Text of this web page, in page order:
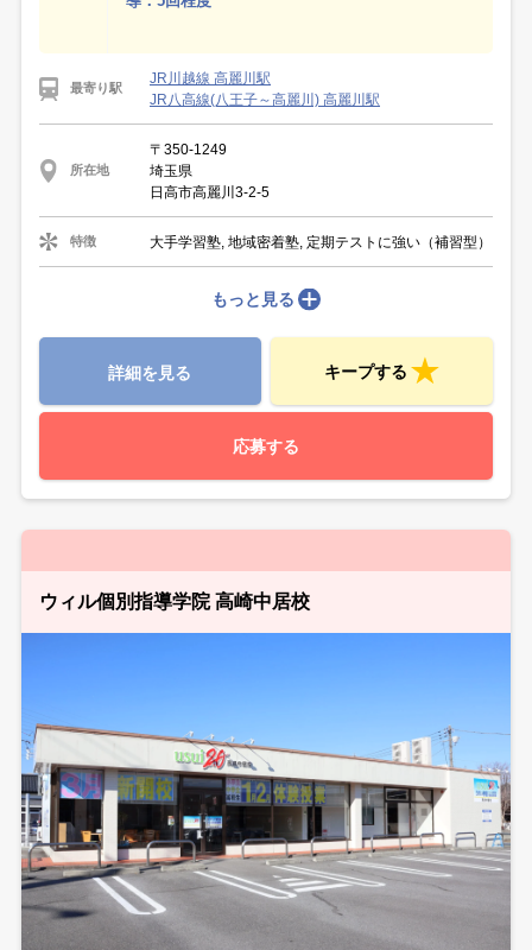
最寄り駅
JR川越線 高麗川駅
JR八高線(八王子～高麗川) 高麗川駅
所在地
〒350-1249
埼玉県
日高市高麗川3-2-5
特徴 大手学習塾, 地域密着塾, 定期テストに強い（補習型）
もっと見る
詳細を見る キープする
応募する
ウィル個別指導学院 高崎中居校